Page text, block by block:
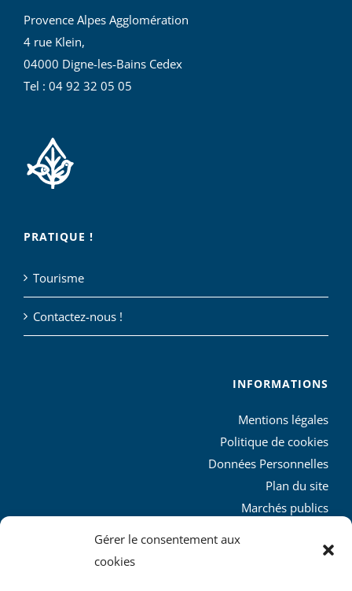
Gérer le consentement aux
cookies
Provence Alpes Agglomération
4 rue Klein,
04000 Digne-les-Bains Cedex
Tel : 04 92 32 05 05
PRATIQUE !
Tourisme
Contactez-nous !
INFORMATIONS
Mentions légales
Politique de cookies
Données Personnelles
Plan du site
Marchés publics
L’agglo recrute